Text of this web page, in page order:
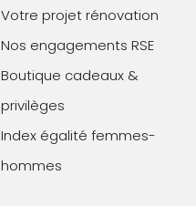
Votre projet rénovation
Nos engagements RSE
Boutique cadeaux &
privilèges
Index égalité femmes-
hommes